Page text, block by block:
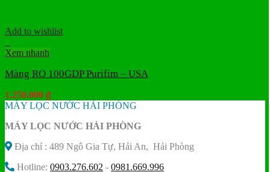
Add to wishlist
+
Xem nhanh
Màng RO 100GDP Purifim – USA
1.250.000 ₫
MÁY LỌC NƯỚC HẢI PHÒNG
MÁY LỌC NƯỚC HẢI PHÒNG
Địa chỉ : 489 Ngô Gia Tự, Hải An, Hải Phòng
Hotline: 0903.276.602 - 0981.669.996